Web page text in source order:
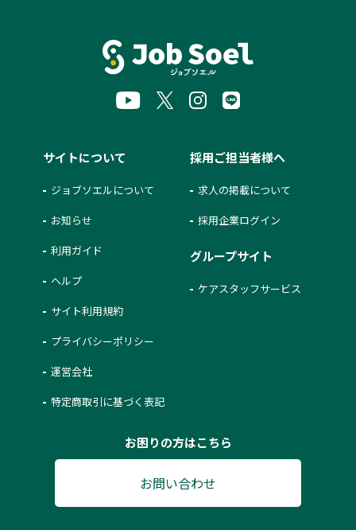
サイトについて
ジョブソエルについて
お知らせ
利用ガイド
ヘルプ
サイト利用規約
プライバシーポリシー
運営会社
特定商取引に基づく表記
採用ご担当者様へ
求人の掲載について
採用企業ログイン
グループサイト
ケアスタッフサービス
お困りの方はこちら
お問い合わせ